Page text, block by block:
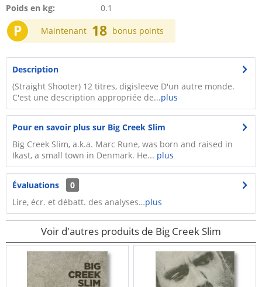
Poids en kg:
0.1
P Maintenant 18 bonus points
Description
(Straight Shooter) 12 titres, digisleeve D'un autre monde.
C'est une description appropriée de...plus
Pour en savoir plus sur Big Creek Slim
Big Creek Slim, a.k.a. Marc Rune, was born and raised in
Ikast, a small town in Denmark. He... plus
Évaluations
0
Lire, écr. et débatt. des analyses…plus
Voir d'autres produits de Big Creek Slim